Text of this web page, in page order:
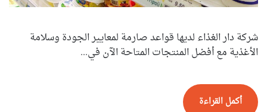
شركة دار الغذاء لديها قواعد صارمة لمعايير الجودة وسلامة
الأغذية مع أفضل المنتجات المتاحة الآن في...
أكمل القراءة